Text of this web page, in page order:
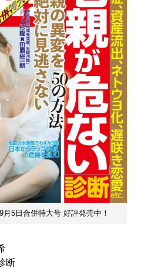
5日合併特大号 好評発売中！
断